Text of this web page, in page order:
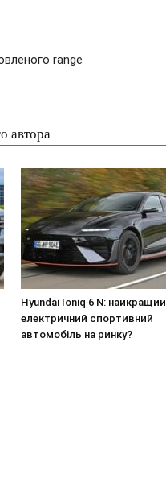
range
автора
Hyundai Ioniq 6 N: найкращий
електричний спортивний
автомобіль на ринку?